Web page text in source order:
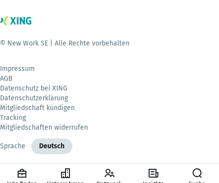
© New Work SE | Alle Rechte vorbehalten
Impressum
AGB
Datenschutz bei XING
Datenschutzerklärung
Mitgliedschaft kündigen
Tracking
Mitgliedschaften widerrufen
Sprache Deutsch